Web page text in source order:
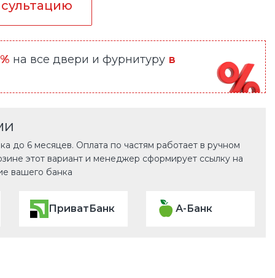
на все двери и фурнитуру в
до 6 месяцев. Оплата по частям работает в ручном
этот вариант и менеджер сформирует ссылку на
вашего банка
ПриватБанк А-Банк